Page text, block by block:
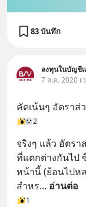
83 บันทึก
ลงทุนในบัญชี
7 ส.ค. 2020 เ
คัดเน้นๆ อัตราส่
2
จริงๆ แล้ว อัตร
ที่แตกต่างกันไป
หน้านี้ (ย้อนไปห
สำหร... อ่านต่อ
1